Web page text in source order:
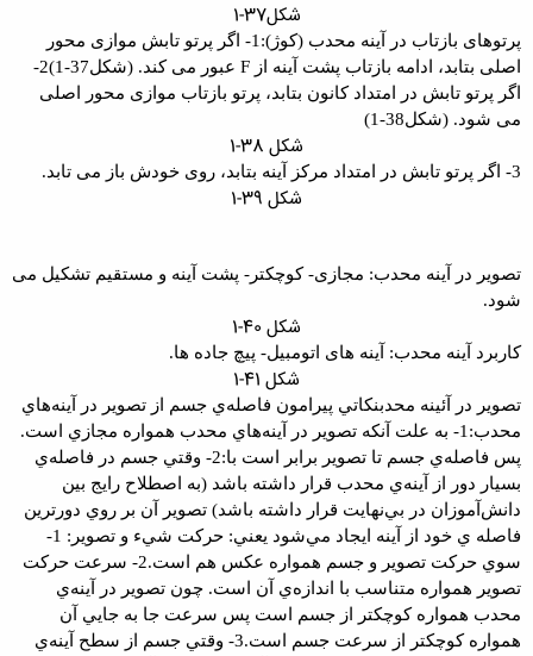
شکل37-1
پرتوهای بازتاب در آینه محدب (کوژ): 1- اگر پرتو تابش موازی محور
اصلی بتابد، ادامه بازتاب پشت آینه از عبور می کند. (شکل37-1)
2-
اگر پرتو تابش در امتداد کانون بتابد، پرتو بازتاب موازی محور اصلی
می شود. (شکل38-1)
شکل 38-1
3- اگر پرتو تابش در امتداد مرکز آینه بتابد، روی خودش باز می تابد.
شکل 39-1
تصویر در آینه محدب: مجازی- کوچکتر- پشت آینه و مستقیم تشکیل می
شود.
شکل 40-1
كاربرد آینه محدب: آینه های اتومبیل- پیچ جاده ها.
شکل 41-1
تصوير در آئينه محدبنكاتي پيرامون فاصله‌ي جسم از تصوير در آينه‌هاي
محدب: 1- به علت آنكه تصوير در آينه‌هاي محدب همواره
مجازي است.
پس فاصله‌ي جسم تا تصوير برابر است با: 2- وقتي جسم در فاصله‌ي
بسيار دور از آينه‌ي محدب قرار داشته باشد (به اصطلاح رايج بين
دانش‌آموزان در بي‌نهايت قرار داشته باشد) تصوير آن بر روي دورترين
فاصله ي خود از آينه ايجاد مي‌شود يعني: حركت شيء و تصوير :
سوي حركت تصوير و جسم همواره عكس هم
است.
2-
سرعت حركت
تصوير همواره متناسب با اندازه‌ي آن
است. چون تصوير در آينه‌ي
محدب همواره كوچكتر از جسم است پس سرعت جا به جايي آن
همواره كوچكتر از سرعت جسم است.
3-
وقتي جسم از سطح آينه‌ي